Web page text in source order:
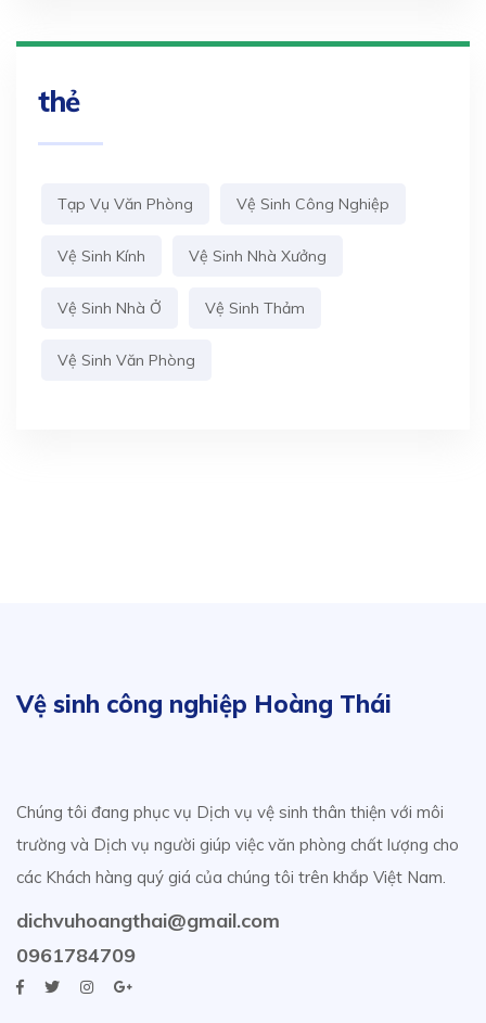
thẻ
Tạp Vụ Văn Phòng Vệ Sinh Công Nghiệp
Vệ Sinh Kính Vệ Sinh Nhà Xưởng
Vệ Sinh Nhà Ở Vệ Sinh Thảm
Vệ Sinh Văn Phòng
Vệ sinh công nghiệp Hoàng Thái
Chúng tôi đang phục vụ Dịch vụ vệ sinh thân thiện với môi
trường và Dịch vụ người giúp việc văn phòng chất lượng cho
các Khách hàng quý giá của chúng tôi trên khắp Việt Nam.
dichvuhoangthai@gmail.com
0961784709